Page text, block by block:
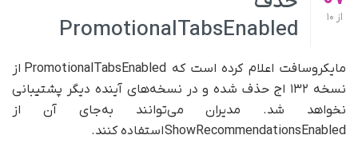
از
PromotionalTabsEnabled
مایکروسافت اعلام کرده است که PromotionalTabsEnabled از
نسخه ۱۳۲ اج حذف شده و در نسخه‌های آینده دیگر پشتیبانی
نخواهد شد. مدیران می‌توانند به‌جای آن از
ShowRecommendationsEnabled استفاده کنند.